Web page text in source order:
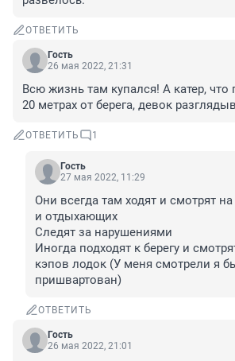
ОТВЕТИТЬ
Гость
26 мая 2022, 21:31
Всю жизнь там купался! А катер, что
20 метрах от берега, девок
ОТВЕТИТЬ 1
Гость
27 мая 2022, 11:29
Они всегда там ходят и смотрят
и отдыхающих
Следят за нарушениями
Иногда подходят к берегу и
кэпов лодок (У меня смотрели я
пришвартован)
ОТВЕТИТЬ
Гость
26 мая 2022, 21:01